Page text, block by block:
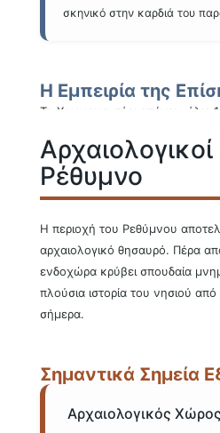
σκηνικό στην καρδιά του
Η Εμπειρία της
Το Χρωμοναστήρι απέχει μόλις
μια βόλτα στα σοκάκια του
εξαιρετική θέα στο Κρητικό
Πληροφορίες Μουσείου
Ρέθυμνο
Η περιοχή του Ρεθύμνου
αρχαιολογικό θησαυρό. Πέρα
ενδοχώρα κρύβει σπουδαία
πλούσια ιστορία του νησιού
σήμερα.
Σημαντικά Σημεία
Αρχαιολογικός